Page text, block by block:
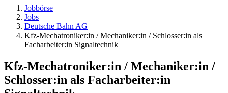
Jobbörse
Jobs
Deutsche Bahn AG
Kfz-Mechatroniker:in / Mechaniker:in / Schlosser:in als
Facharbeiter:in Signaltechnik
Kfz-Mechatroniker:in / Mechaniker:in /
Schlosser:in als Facharbeiter:in